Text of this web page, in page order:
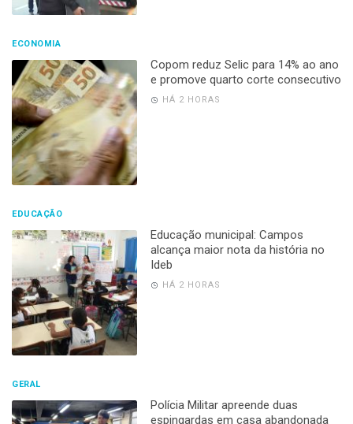
ECONOMIA
Copom reduz Selic para 14% ao ano
e promove quarto corte consecutivo
HÁ 2 HORAS
EDUCAÇÃO
Educação municipal: Campos
alcança maior nota da história no
Ideb
HÁ 2 HORAS
GERAL
Polícia Militar apreende duas
espingardas em casa abandonada